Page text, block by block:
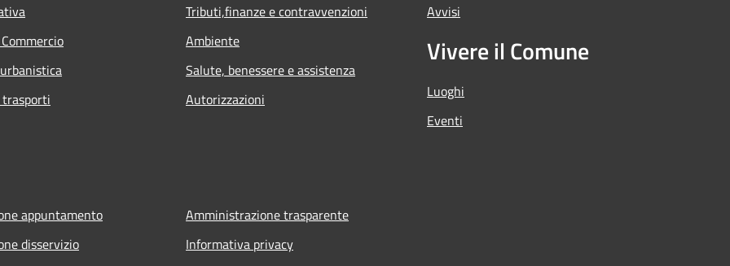
Tributi,finanze e contravvenzioni
Ambiente
Salute, benessere e assistenza
Autorizzazioni
Avvisi
Vivere il Comune
Luoghi
Eventi
appuntamento
disservizio
Amministrazione trasparente
Informativa privacy